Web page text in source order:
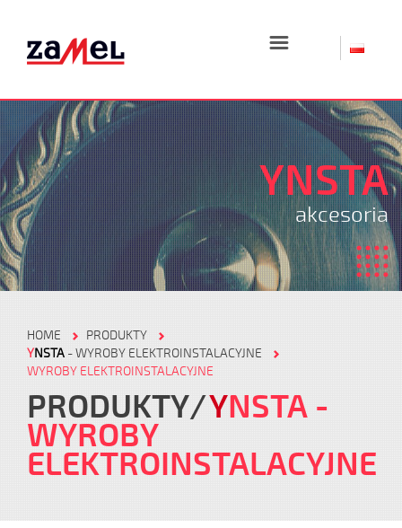
☰
YNSTA
akcesoria
HOME
PRODUKTY
YNSTA - WYROBY ELEKTROINSTALACYJNE
WYROBY ELEKTROINSTALACYJNE
PRODUKTY YNSTA -
WYROBY
ELEKTROINSTALACYJNE